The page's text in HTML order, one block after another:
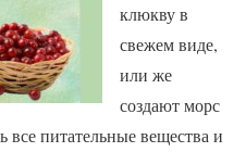
клюкву в
свежем виде,
или же
создают морс
все питательные вещества и